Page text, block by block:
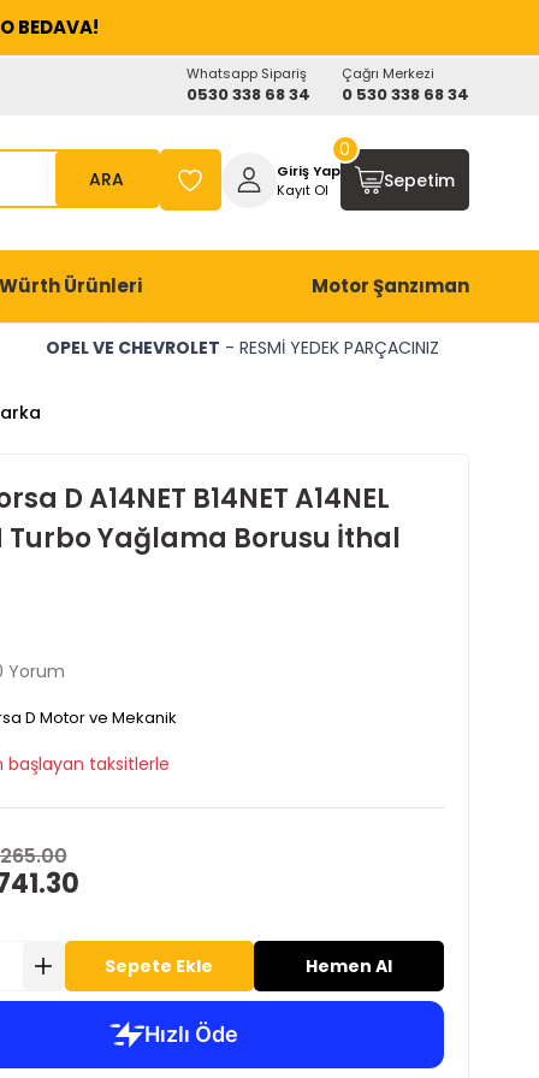
BEDAVA!
Whatsapp Sipariş
0530 338 68 34
Çağrı Merkezi
0 530 338 68 34
ARA
Giriş Yap
Kayıt Ol
Sepetim
0
Würth Ürünleri Motor Şanzıman
OPEL VE CHEVROLET - RESMİ YEDEK PARÇACINIZ
D A14NET B14NET A14NEL
Turbo Yağlama Borusu İthal
Yorum
D Motor ve Mekanik
başlayan taksitlerle
Sepete Ekle Hemen Al